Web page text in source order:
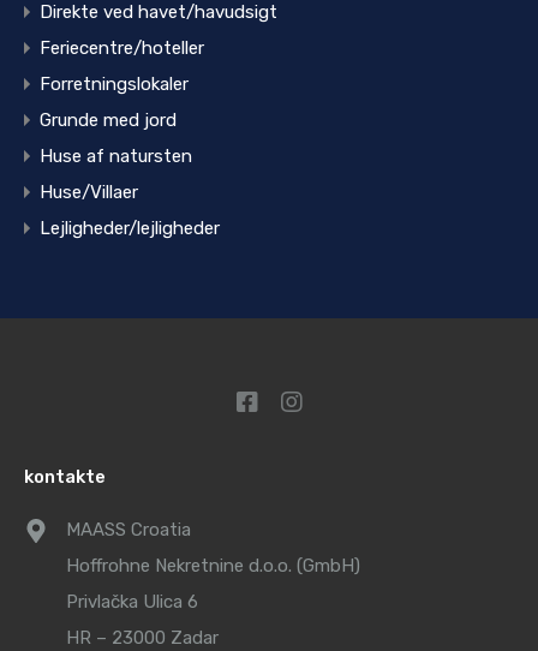
Direkte ved havet/havudsigt
Feriecentre/hoteller
Forretningslokaler
Grunde med jord
Huse af natursten
Huse/Villaer
Lejligheder/lejligheder
kontakte
MAASS Croatia
Hoffrohne Nekretnine d.o.o. (GmbH)
Privlačka Ulica 6
HR – 23000 Zadar